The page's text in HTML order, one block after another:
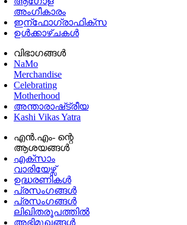
അംഗീകാരം
ഇന്ഫോഗ്രാഫിക്സ
ഉള്‍ക്കാഴ്‌ചകൾ
വിഭാഗങ്ങൾ
NaMo
Merchandise
Celebrating
Motherhood
അന്താരാഷ്‌ട്രീയ
Kashi Vikas Yatra
എൻ.എം- ന്റെ
ആശയങ്ങൾ
എക്സാം
വാരിയേഴ്സ്
ഉദ്ധരണികള്‍
പ്രസംഗങ്ങള്‍
പ്രസംഗങ്ങൾ
ലിഖിതരൂപത്തിൽ
അഭിമുഖങ്ങൾ